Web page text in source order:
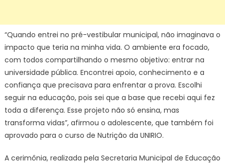
“Quando entrei no pré-vestibular municipal, não imaginava o
impacto que teria na minha vida. O ambiente era focado,
com todos compartilhando o mesmo objetivo: entrar na
universidade pública. Encontrei apoio, conhecimento e a
confiança que precisava para enfrentar a prova. Escolhi
seguir na educação, pois sei que a base que recebi aqui fez
toda a diferença. Esse projeto não só ensina, mas
transforma vidas”, afirmou o adolescente, que também foi
aprovado para o curso de Nutrição da UNIRIO.
A cerimônia, realizada pela Secretaria Municipal de Educação